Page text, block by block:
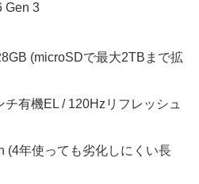
Gen 3
(microSDで最大2TBまで拡
チ有機EL / 120Hzリフレッシュ
(4年使っても劣化しにくい長